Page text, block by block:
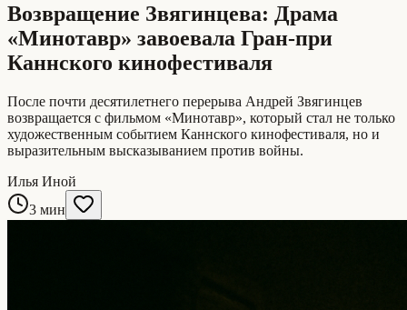
Возвращение Звягинцева: Драма
«Минотавр» завоевала Гран-при
Каннского кинофестиваля
После почти десятилетнего перерыва Андрей Звягинцев
возвращается с фильмом «Минотавр», который стал не только
художественным событием Каннского кинофестиваля, но и
выразительным высказыванием против войны.
Илья Иной
3 мин